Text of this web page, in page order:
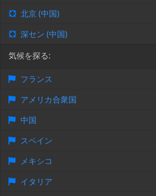
北京 (中国)
深セン (中国)
気候を探る:
フランス
アメリカ合衆国
中国
スペイン
メキシコ
イタリア